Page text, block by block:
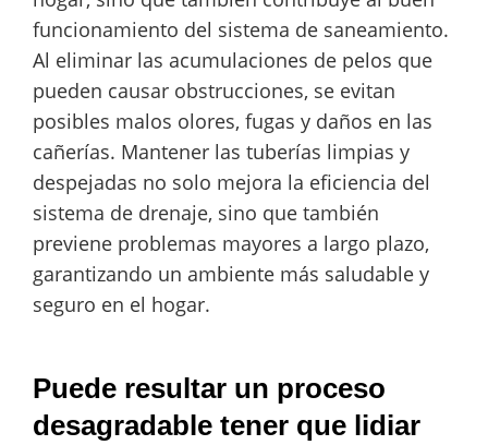
funcionamiento del sistema de saneamiento.
Al eliminar las acumulaciones de pelos que
pueden causar obstrucciones, se evitan
posibles malos olores, fugas y daños en las
cañerías. Mantener las tuberías limpias y
despejadas no solo mejora la eficiencia del
sistema de drenaje, sino que también
previene problemas mayores a largo plazo,
garantizando un ambiente más saludable y
seguro en el hogar.
Puede resultar un proceso
desagradable tener que lidiar